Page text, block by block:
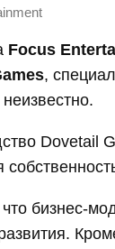
Focus
,
Dovetail
бизнес-